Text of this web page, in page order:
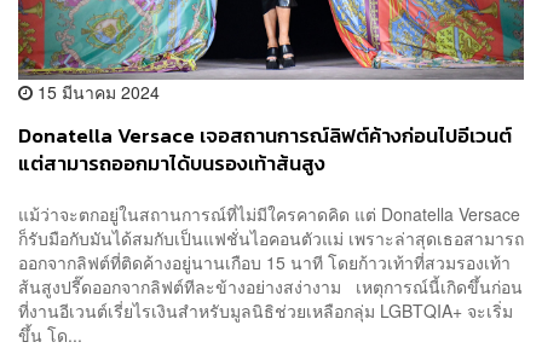
15 มีนาคม 2024
Donatella Versace เจอสถานการณ์ลิฟต์ค้างก่อนไปอีเวนต์
แต่สามารถออกมาได้บนรองเท้าส้นสูง
แม้ว่าจะตกอยู่ในสถานการณ์ที่ไม่มีใครคาดคิด แต่ Donatella Versace
ก็รับมือกับมันได้สมกับเป็นแฟชั่นไอคอนตัวแม่ เพราะล่าสุดเธอสามารถ
ออกจากลิฟต์ที่ติดค้างอยู่นานเกือบ 15 นาที โดยก้าวเท้าที่สวมรองเท้า
ส้นสูงปรี๊ดออกจากลิฟต์ทีละข้างอย่างสง่างาม เหตุการณ์นี้เกิดขึ้นก่อน
ที่งานอีเวนต์เรี่ยไรเงินสำหรับมูลนิธิช่วยเหลือกลุ่ม LGBTQIA+ จะเริ่ม
ขึ้น โด...